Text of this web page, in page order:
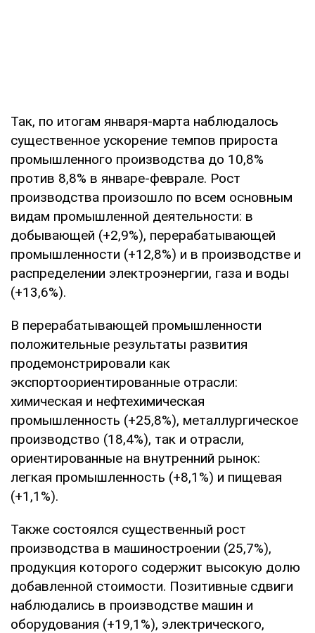
Так, по итогам января-марта наблюдалось
существенное ускорение темпов прироста
промышленного производства до 10,8%
против 8,8% в январе-феврале. Рост
производства произошло по всем основным
видам промышленной деятельности: в
добывающей (+2,9%), перерабатывающей
промышленности (+12,8%) и в производстве и
распределении электроэнергии, газа и воды
(+13,6%).
В перерабатывающей промышленности
положительные результаты развития
продемонстрировали как
экспортоориентированные отрасли:
химическая и нефтехимическая
промышленность (+25,8%), металлургическое
производство (18,4%), так и отрасли,
ориентированные на внутренний рынок:
легкая промышленность (+8,1%) и пищевая
(+1,1%).
Также состоялся существенный рост
производства в машиностроении (25,7%),
продукция которого содержит высокую долю
добавленной стоимости. Позитивные сдвиги
наблюдались в производстве машин и
оборудования (+19,1%), электрического,